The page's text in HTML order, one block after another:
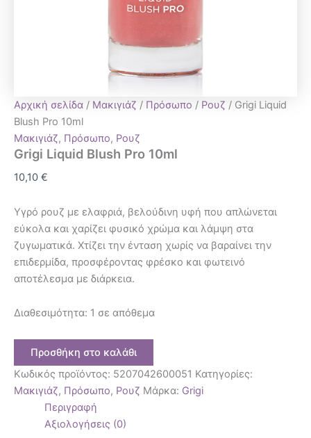
Αρχική σελίδα / Μακιγιάζ / Πρόσωπο / Ρουζ / Grigi Liquid
Blush Pro 10ml
Μακιγιάζ, Πρόσωπο, Ρουζ
Grigi Liquid Blush Pro 10ml
10,10 €
Υγρό ρουζ με ελαφριά, βελούδινη υφή που απλώνεται
εύκολα και χαρίζει φυσικό χρώμα και λάμψη στα
ζυγωματικά. Χτίζει την ένταση χωρίς να βαραίνει την
επιδερμίδα, προσφέροντας φρέσκο και φωτεινό
αποτέλεσμα με διάρκεια.
Διαθεσιμότητα: 1 σε απόθεμα
Προσθήκη στο καλάθι
Κωδικός προϊόντος: 5207042600051 Κατηγορίες:
Μακιγιάζ, Πρόσωπο, Ρουζ Μάρκα: Grigi
Περιγραφή
Αξιολογήσεις (0)